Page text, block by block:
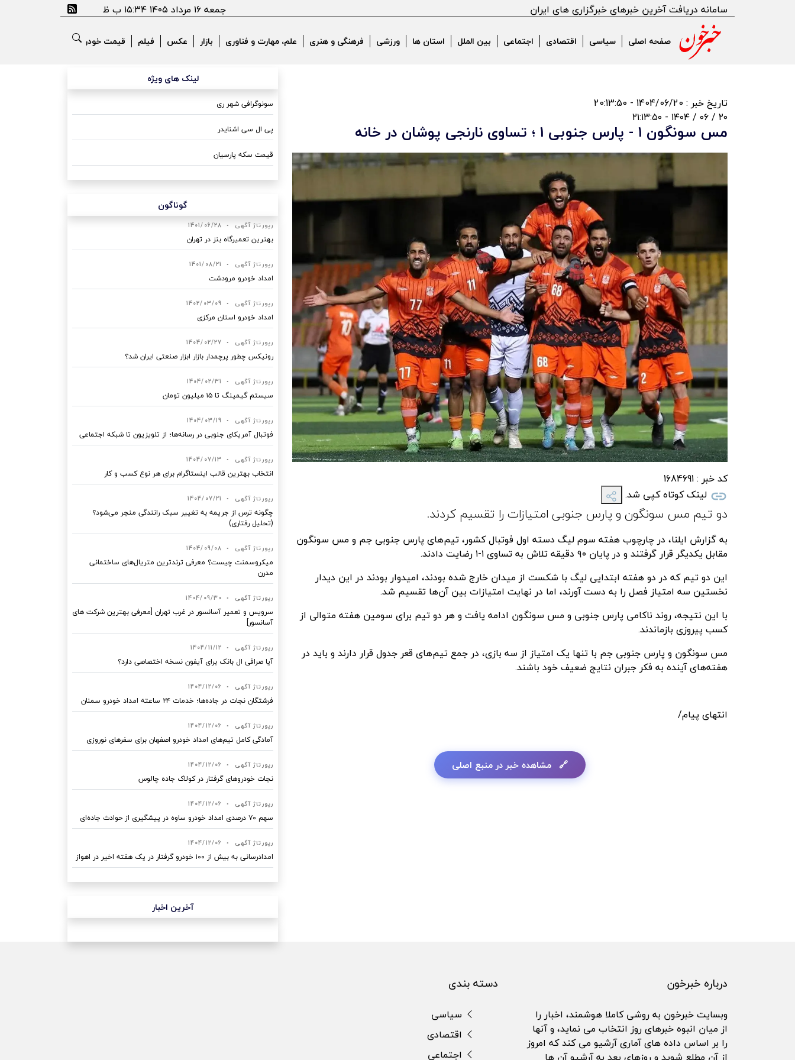
سامانه دریافت آخرین خبرهای خبرگزاری های ایران جمعه ۱۶ مرداد ۱۴۰۵ ۱۵:۳۴ ب ظ
صفحه اصلی سیاسی اقتصادی اجتماعی بین الملل استان ها ورزشی فرهنگی و هنری علم، مهارت و فناوری بازار عکس فیلم قیمت خودرو
تاریخ خبر : 1404/06/20 - 20:13:50
۲۰ / ۰۶ / ۱۴۰۴ - ۲۱:۱۳:۵۰
مس سونگون 1 - پارس جنوبی 1 ؛ تساوی نارنجی پوشان در خانه
کد خبر :1684691
لینک کوتاه کپی شد.
دو تیم مس سونگون و پارس جنوبی امتیازات را تقسیم کردند.
به گزارش ایلنا، در چارچوب هفته سوم لیگ دسته اول فوتبال کشور، تیم‌های پارس جنوبی جم و مس سونگون
مقابل یکدیگر قرار گرفتند و در پایان ۹۰ دقیقه تلاش به تساوی ۱-۱ رضایت دادند.
این دو تیم که در دو هفته ابتدایی لیگ با شکست از میدان خارج شده بودند، امیدوار بودند در این دیدار
نخستین سه امتیاز فصل را به دست آورند، اما در نهایت امتیازات بین آن‌ها تقسیم شد.
با این نتیجه، روند ناکامی پارس جنوبی و مس سونگون ادامه یافت و هر دو تیم برای سومین هفته متوالی از
کسب پیروزی بازماندند.
مس سونگون و پارس جنوبی جم با تنها یک امتیاز از سه بازی، در جمع تیم‌های قعر جدول قرار دارند و باید در
هفته‌های آینده به فکر جبران نتایج ضعیف خود باشند.
انتهای پیام/
مشاهده خبر در منبع اصلی
لینک های ویژه
سونوگرافی شهر ری
پی ال سی اشنایدر
قیمت سکه پارسیان
گوناگون
رپورتاژ آگهی •
1401/06/28
بهترین تعمیرگاه بنز در تهران
رپورتاژ آگهی •
1401/08/21
امداد خودرو مرودشت
رپورتاژ آگهی •
1402/03/09
امداد خودرو استان مرکزی
رپورتاژ آگهی •
1404/02/27
رونیکس چطور پرچمدار بازار ابزار صنعتی ایران شد؟
رپورتاژ آگهی •
1404/02/31
سیستم گیمینگ تا ۱۵ میلیون تومان
رپورتاژ آگهی •
1404/03/19
فوتبال آمریکای جنوبی در رسانه‌ها؛ از تلویزیون تا شبکه اجتماعی
رپورتاژ آگهی •
1404/07/13
انتخاب بهترین قالب‌ اینستاگرام برای هر نوع کسب‌ و کار
رپورتاژ آگهی •
1404/07/21
چگونه ترس از جریمه به تغییر سبک رانندگی منجر می‌شود؟
(تحلیل رفتاری)
رپورتاژ آگهی •
1404/09/08
میکروسمنت چیست؟ معرفی ترندترین متریال‌های ساختمانی
مدرن
رپورتاژ آگهی •
1404/09/30
سرویس و تعمیر آسانسور در غرب تهران [معرفی بهترین شرکت های
آسانسور]
رپورتاژ آگهی •
1404/11/12
آیا صرافی ال بانک برای آیفون نسخه اختصاصی دارد؟
رپورتاژ آگهی •
1404/12/06
فرشتگان نجات در جاده‌ها؛ خدمات ۲۴ ساعته امداد خودرو سمنان
رپورتاژ آگهی •
1404/12/06
آمادگی کامل تیم‌های امداد خودرو اصفهان برای سفرهای نوروزی
رپورتاژ آگهی •
1404/12/06
نجات خودروهای گرفتار در کولاک جاده چالوس
رپورتاژ آگهی •
1404/12/06
سهم ۷۰ درصدی امداد خودرو ساوه در پیشگیری از حوادث جاده‌ای
رپورتاژ آگهی •
1404/12/06
امدادرسانی به بیش از ۱۰۰ خودرو گرفتار در یک هفته اخیر در اهواز
آخرین اخبار
درباره خبرخون
وبسایت خبرخون به روشی کاملا هوشمند، اخبار را
از میان انبوه خبرهای روز انتخاب می نماید، و آنها
را بر اساس داده های آماری آرشیو می کند که امروز
دسته بندی
سیاسی
اقتصادی
اجتماعی